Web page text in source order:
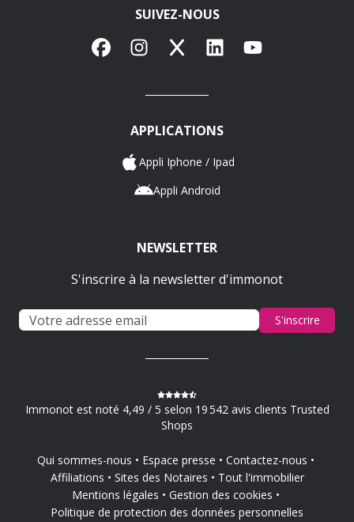
SUIVEZ-NOUS
FacebookInstagram
X LinkedInYouTube
APPLICATIONS
Appli Iphone / Ipad
Appli Android
NEWSLETTER
S'inscrire à la newsletter d'immonot
S'inscrire
Immonot est noté 4,49 / 5 selon 19 542 avis clients Trusted
Shops
Qui sommes-nous Espace presse
Contactez-nous
Affiliations
Sites des Notaires
Tout l'immobilier
Mentions légales
Gestion des cookies
Politique de protection des données personnelles